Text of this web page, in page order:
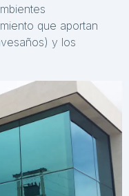
que aportan
y los